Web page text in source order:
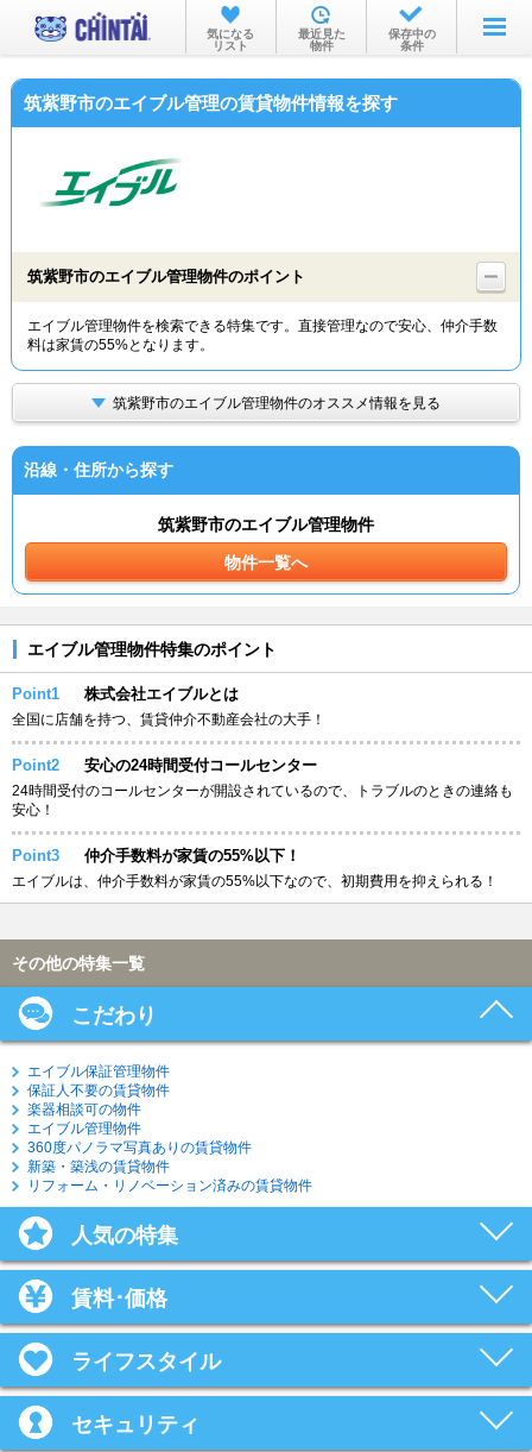
お部屋を探す
沿線・駅から
物件特集から
気になる
リスト
最近見た
物件
保存中の
条件
筑紫野市のエイブル管理の賃貸物件情報を探す
筑紫野市のエイブル管理物件のポイント
エイブル管理物件を検索できる特集です。直接管理なので安心、仲介手数
料は家賃の55%となります。
筑紫野市のエイブル管理物件のオススメ情報を見る
沿線・住所から探す
筑紫野市のエイブル管理物件
物件一覧へ
エイブル管理物件特集のポイント
Point1 株式会社エイブルとは
全国に店舗を持つ、賃貸仲介不動産会社の大手！
Point2 安心の24時間受付コールセンター
24時間受付のコールセンターが開設されているので、トラブルのときの連絡も
安心！
Point3 仲介手数料が家賃の55%以下！
エイブルは、仲介手数料が家賃の55%以下なので、初期費用を抑えられる！
その他の特集一覧
こだわり
エイブル保証管理物件
保証人不要の賃貸物件
楽器相談可の物件
エイブル管理物件
360度パノラマ写真ありの賃貸物件
新築・築浅の賃貸物件
リフォーム・リノベーション済みの賃貸物件
人気の特集
賃料･価格
ライフスタイル
セキュリティ